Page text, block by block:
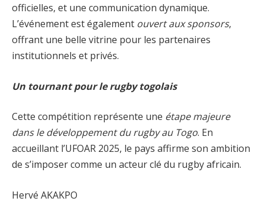
officielles, et une communication dynamique.
L’événement est également ouvert aux sponsors,
offrant une belle vitrine pour les partenaires
institutionnels et privés.
Un tournant pour le rugby togolais
Cette compétition représente une étape majeure
dans le développement du rugby au Togo. En
accueillant l’UFOAR 2025, le pays affirme son ambition
de s’imposer comme un acteur clé du rugby africain.
Hervé AKAKPO